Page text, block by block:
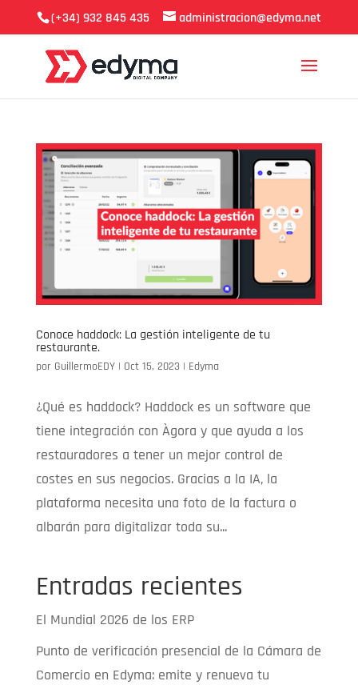
(+34) 932 845 435 administracion@edyma.net
Conoce haddock: La gestión inteligente de tu
restaurante.
por GuillermoEDY| Oct 15, 2023 | Edyma
¿Qué es haddock? Haddock es un software que
tiene integración con Àgora y que ayuda a los
restauradores a tener un mejor control de
costes en sus negocios. Gracias a la IA, la
plataforma necesita una foto de la factura o
albarán para digitalizar toda su...
Entradas recientes
El Mundial 2026 de los ERP
Punto de verificación presencial de la Cámara de
Comercio en Edyma: emite y renueva tu